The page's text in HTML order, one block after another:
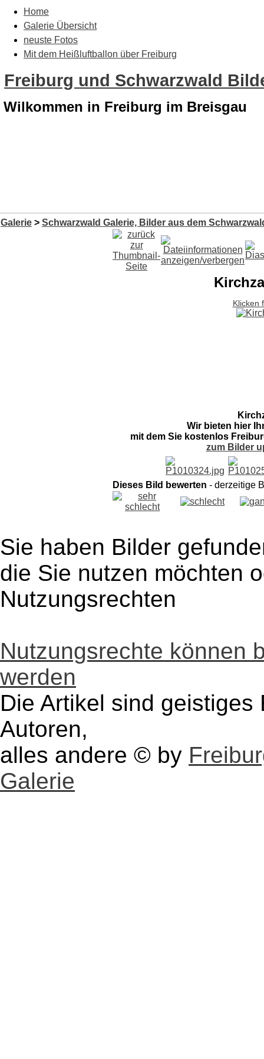
Home
Galerie Übersicht
neuste Fotos
Mit dem Heißluftballon über Freiburg
Freiburg und Schwarzwald
Wilkommen in Freiburg im Breisgau
Galerie > Schwarzwald Galerie, Bilder aus dem
Klicken
Wir bieten hier
mit dem Sie kostenlos
zum Bilder
Dieses Bild bewerten - derzeitige
Sie haben Bilder
die Sie nutzen möchten
Nutzungsrechten
Nutzungsrechte können
werden
Die Artikel sind
Autoren,
alles andere © by
Galerie